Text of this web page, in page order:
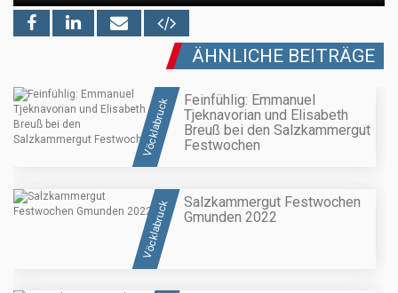
ÄHNLICHE BEITRÄGE
Vöcklabruck
Feinfühlig: Emmanuel
Tjeknavorian und Elisabeth
Breuß bei den Salzkammergut
Festwochen
Vöcklabruck
Salzkammergut Festwochen
Gmunden 2022